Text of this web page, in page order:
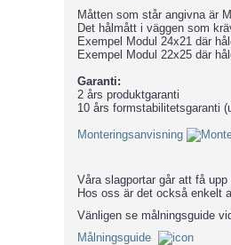
Måtten som står angivna är
Det hålmått i väggen som
Exempel Modul 24x21 där
Exempel Modul 22x25 där
Garanti:
2 års produktgaranti
10 års formstabilitetsgaranti
Monteringsanvisning
Våra slagportar går att få
Hos oss är det också enkelt
Vänligen se målningsguide
Målningsguide